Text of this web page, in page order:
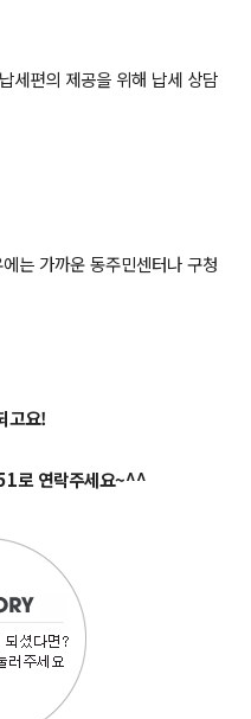
세편의 제공을 위해 납세 상담
는 가까운 동주민센터나 구청
고요!
연락주세요~^^